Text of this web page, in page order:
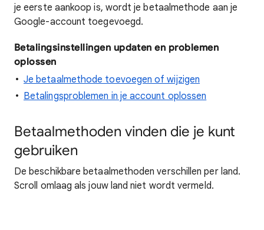
je eerste aankoop is, wordt je betaalmethode aan je
Google-account toegevoegd.
Betalingsinstellingen updaten en problemen
oplossen
Je betaalmethode toevoegen of wijzigen
Betalingsproblemen in je account oplossen
Betaalmethoden vinden die je kunt
gebruiken
De beschikbare betaalmethoden verschillen per land.
Scroll omlaag als jouw land niet wordt vermeld.